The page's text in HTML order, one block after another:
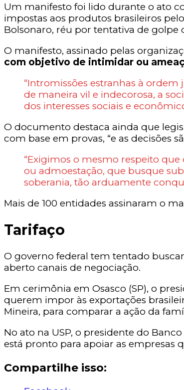
Um manifesto foi lido durante o ato
impostas aos produtos brasileiros
Bolsonaro, réu por tentativa de golpe
O manifesto, assinado pelas
com objetivo de intimidar ou
“Intromissões estranhas à
de maneira vil e indecorosa, a
dos interesses sociais e
O documento destaca ainda que
com base em provas, “e as decisões
“Exigimos o mesmo respeito
ou admoestação, que busque
soberania, tão arduamente
Mais de 100 entidades assinaram o
Tarifaço
O governo federal tem tentado
aberto canais de negociação.
Em cerimônia em Osasco (SP), o
querem impor às exportações
Mineira, para comparar a ação da
No ato na USP, o presidente do
está pronto para apoiar as empresas
Compartilhe isso: